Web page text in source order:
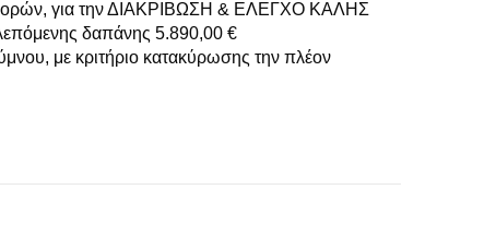
για την ΔΙΑΚΡΙΒΩΣΗ & ΕΛΕΓΧΟ ΚΑΛΗΣ
δαπάνης 5.890,00 €
με κριτήριο κατακύρωσης την πλέον